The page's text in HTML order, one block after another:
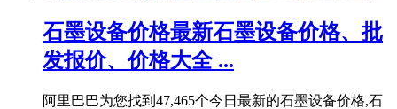
石墨设备价格最新石墨设备价格、批
发报价、价格大全 ...
阿里巴巴为您找到47,465个今日最新的石墨设备价格,石